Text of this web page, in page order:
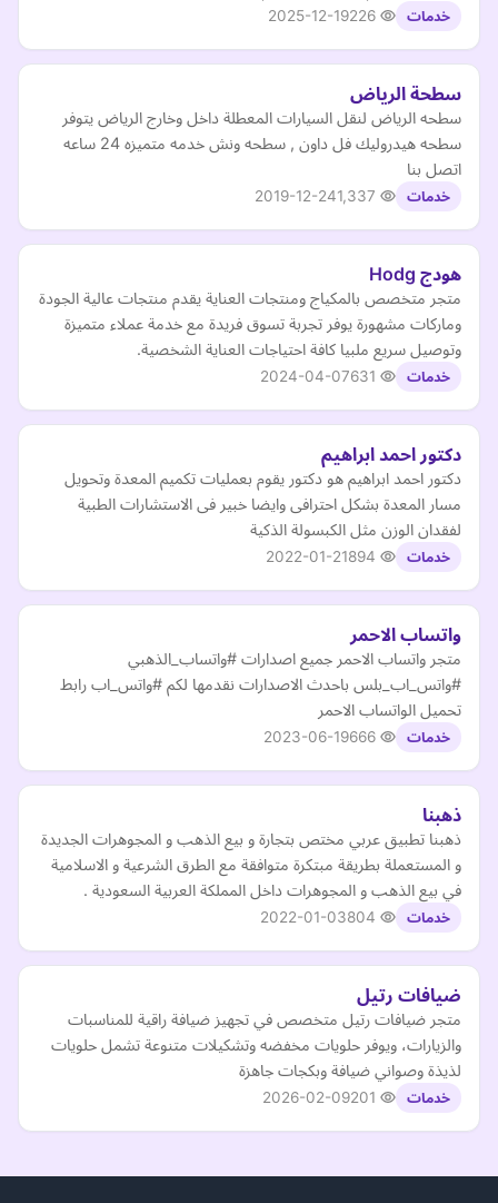
خدمات 2025-12-19
سطحة الرياض
سطحه الرياض لنقل السيارات المعطلة داخل وخارج الرياض يتوفر
سطحه هيدروليك فل داون , سطحه ونش خدمه متميزه 24 ساعه
اتصل بنا
خدمات 2019-12-24
هودج Hodg
متجر متخصص بالمكياج ومنتجات العناية يقدم منتجات عالية الجودة
وماركات مشهورة يوفر تجربة تسوق فريدة مع خدمة عملاء متميزة
وتوصيل سريع ملبيا كافة احتياجات العناية الشخصية.
خدمات 2024-04-07
دكتور احمد ابراهيم
دكتور احمد ابراهيم هو دكتور يقوم بعمليات تكميم المعدة وتحويل
مسار المعدة بشكل احترافى وايضا خبير فى الاستشارات الطبية
لفقدان الوزن مثل الكبسولة الذكية
خدمات 2022-01-21
واتساب الاحمر
متجر واتساب الاحمر جميع اصدارات #واتساب_الذهبي
#واتس_اب_بلس باحدث الاصدارات نقدمها لكم #واتس_اب رابط
تحميل الواتساب الاحمر
خدمات 2023-06-19
ذهبنا
ذهبنا تطبيق عربي مختص بتجارة و بيع الذهب و المجوهرات الجديدة
و المستعملة بطريقة مبتكرة متوافقة مع الطرق الشرعية و الاسلامية
في بيع الذهب و المجوهرات داخل المملكة العربية السعودية .
خدمات 2022-01-03
ضيافات رتيل
متجر ضيافات رتيل متخصص في تجهيز ضيافة راقية للمناسبات
والزيارات، ويوفر حلويات مخفضه وتشكيلات متنوعة تشمل حلويات
لذيذة وصواني ضيافة وبكجات جاهزة
خدمات 2026-02-09